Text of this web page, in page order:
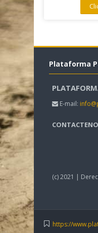
Plataforma
E-mail:
(c) 2021 |
https://